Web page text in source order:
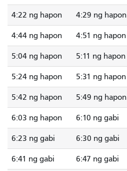
4:22 ng hapon 4:29 ng hapon
4:44 ng hapon 4:51 ng hapon
5:04 ng hapon 5:11 ng hapon
5:24 ng hapon 5:31 ng hapon
5:42 ng hapon 5:49 ng hapon
6:03 ng hapon 6:10 ng gabi
6:23 ng gabi 6:30 ng gabi
6:41 ng gabi 6:47 ng gabi